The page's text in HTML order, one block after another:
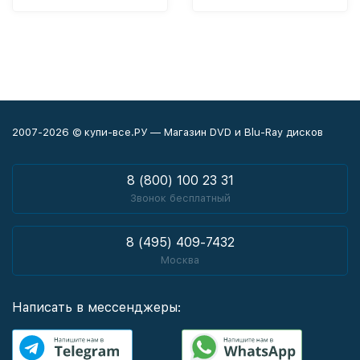
2007-2026 © купи-все.РУ — Магазин DVD и Blu-Ray дисков
8 (800) 100 23 31
Звонок бесплатный
8 (495) 409-7432
Москва
Написать в мессенджеры: